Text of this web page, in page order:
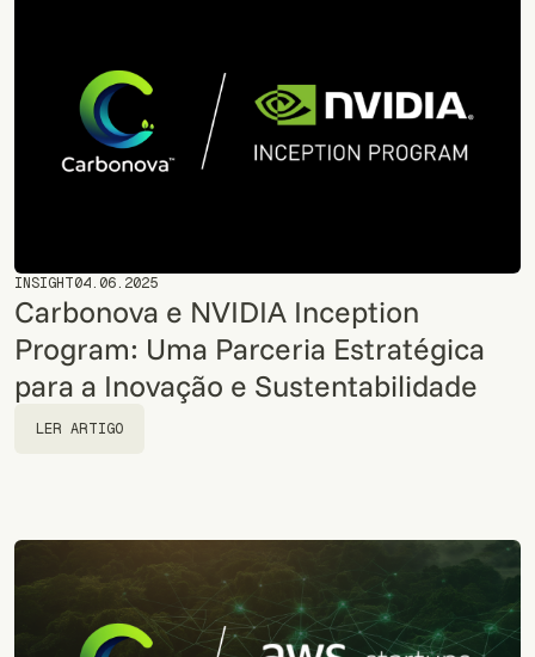
INSIGHT04.06.2025
Carbonova e NVIDIA Inception
Program: Uma Parceria Estratégica
para a Inovação e Sustentabilidade
LER ARTIGO